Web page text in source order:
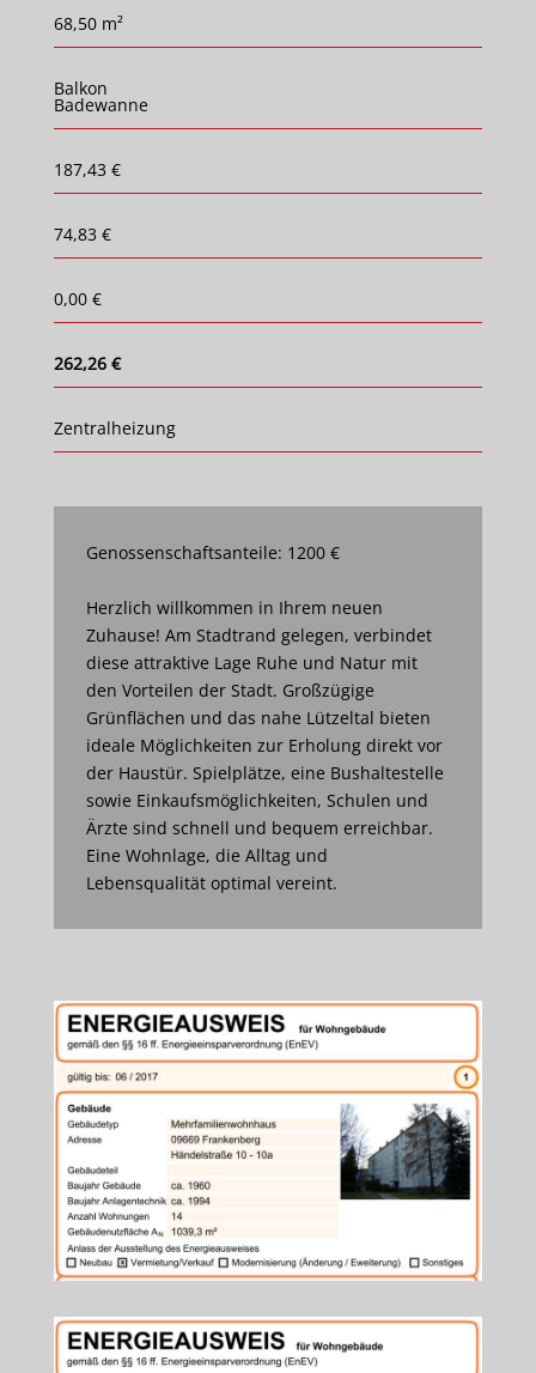
68,50 m²
Balkon
Badewanne
187,43 €
74,83 €
0,00 €
262,26 €
Zentralheizung
Genossenschaftsanteile: 1200 €
Herzlich willkommen in Ihrem neuen
Zuhause! Am Stadtrand gelegen, verbindet
diese attraktive Lage Ruhe und Natur mit
den Vorteilen der Stadt. Großzügige
Grünflächen und das nahe Lützeltal bieten
ideale Möglichkeiten zur Erholung direkt vor
der Haustür. Spielplätze, eine Bushaltestelle
sowie Einkaufsmöglichkeiten, Schulen und
Ärzte sind schnell und bequem erreichbar.
Eine Wohnlage, die Alltag und
Lebensqualität optimal vereint.